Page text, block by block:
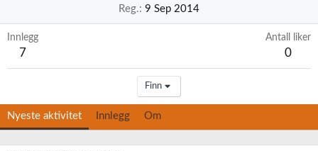
Reg. 9 Sep 2014
Innlegg
7
Antall liker
0
Finn
Nyeste aktivitet Innlegg Om